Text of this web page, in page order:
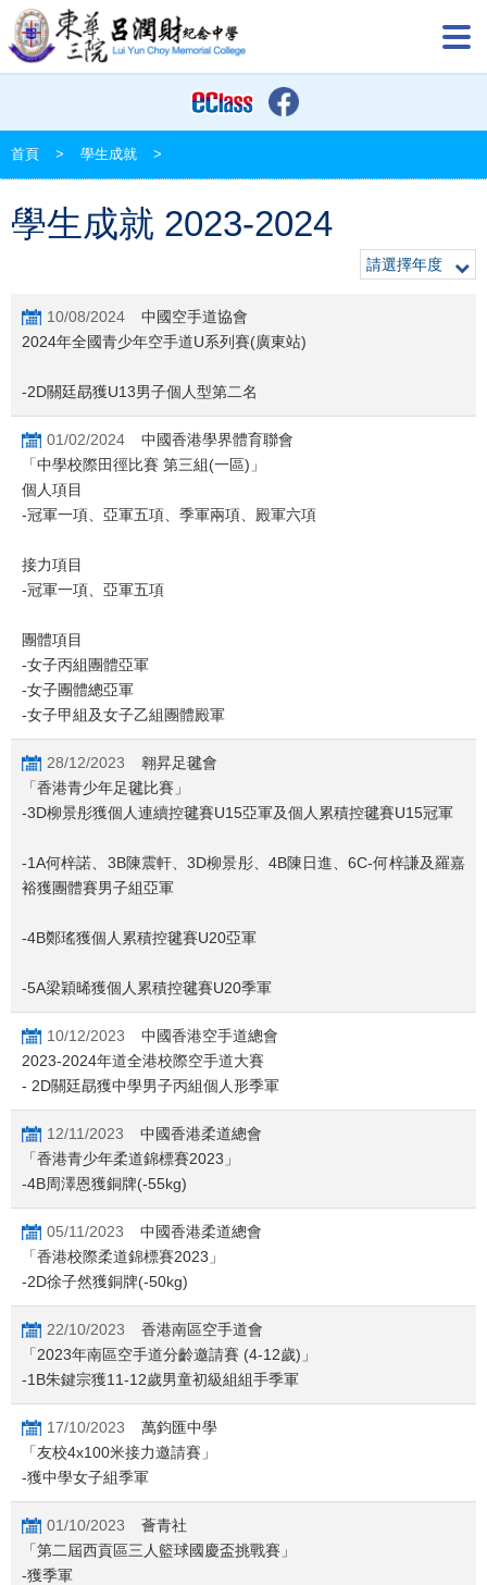
首頁 > 學生成就 >
學生成就 2023-2024
請選擇年度
10/08/2024
中國空手道協會
2024年全國青少年空手道U系列賽(廣東站)
-2D關廷勗獲U13男子個人型第二名
01/02/2024
中國香港學界體育聯會
「中學校際田徑比賽 第三組(一區)」
個人項目
-冠軍一項、亞軍五項、季軍兩項、殿軍六項
接力項目
-冠軍一項、亞軍五項
團體項目
-女子丙組團體亞軍
-女子團體總亞軍
-女子甲組及女子乙組團體殿軍
28/12/2023
翱昇足毽會
「香港青少年足毽比賽」
-3D柳景彤獲個人連續控毽賽U15亞軍及個人累積控毽賽U15冠軍
-1A何梓諾、3B陳震軒、3D柳景彤、4B陳日進、6C-何梓謙及羅嘉
裕獲團體賽男子組亞軍
-4B鄭瑤獲個人累積控毽賽U20亞軍
-5A梁穎晞獲個人累積控毽賽U20季軍
10/12/2023
中國香港空手道總會
2023-2024年道全港校際空手道大賽
- 2D關廷勗獲中學男子丙組個人形季軍
12/11/2023
中國香港柔道總會
「香港青少年柔道錦標賽2023」
-4B周澤恩獲銅牌(-55kg)
05/11/2023
中國香港柔道總會
「香港校際柔道錦標賽2023」
-2D徐子然獲銅牌(-50kg)
22/10/2023
香港南區空手道會
「2023年南區空手道分齡邀請賽 (4-12歲)」
-1B朱鍵宗獲11-12歲男童初級組組手季軍
17/10/2023
萬鈞匯中學
「友校4x100米接力邀請賽」
-獲中學女子組季軍
01/10/2023
薈青社
「第二屆西貢區三人籃球國慶盃挑戰賽」
-獲季軍